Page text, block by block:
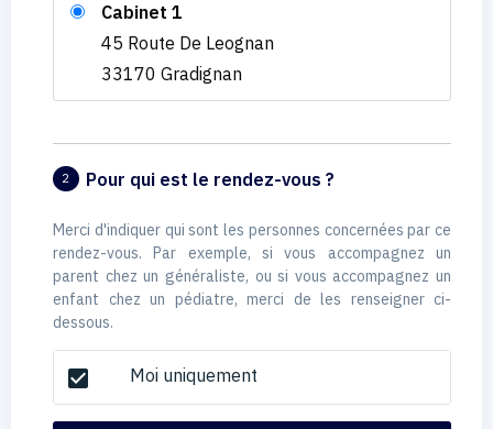
Cabinet 1
45 Route De Leognan
33170 Gradignan
2 Pour qui est le rendez-vous ?
Merci d'indiquer qui sont les personnes concernées par ce
rendez-vous. Par exemple, si vous accompagnez un
parent chez un généraliste, ou si vous accompagnez un
enfant chez un pédiatre, merci de les renseigner ci-
dessous.
check_box Moi uniquement